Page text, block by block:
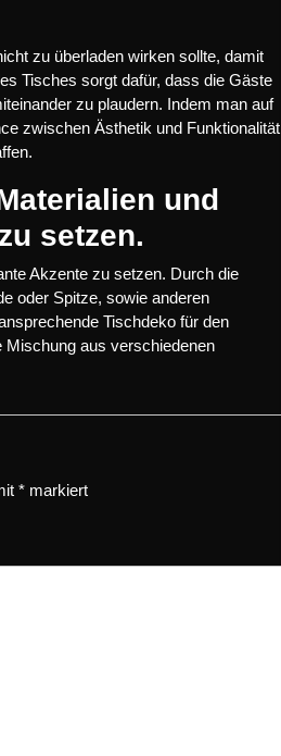
zu überladen wirken sollte, damit
Tisches sorgt dafür, dass die Gäste
zu plaudern. Indem man auf
zwischen Ästhetik und Funktionalität
und
setzen.
Akzente zu setzen. Durch die
oder Spitze, sowie anderen
Tischdeko für den
Mischung aus verschiedenen
* markiert